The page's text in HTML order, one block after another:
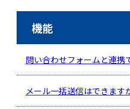
機能
問い合わせフォームと連携
メール一括送信はできます